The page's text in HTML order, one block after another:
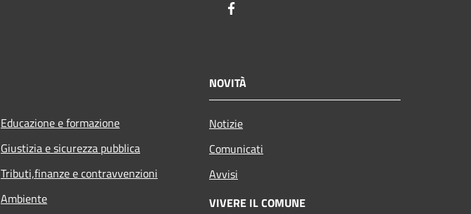
Educazione e formazione
Giustizia e sicurezza pubblica
Tributi,finanze e contravvenzioni
Ambiente
NOVITÀ
Notizie
Comunicati
Avvisi
VIVERE IL COMUNE